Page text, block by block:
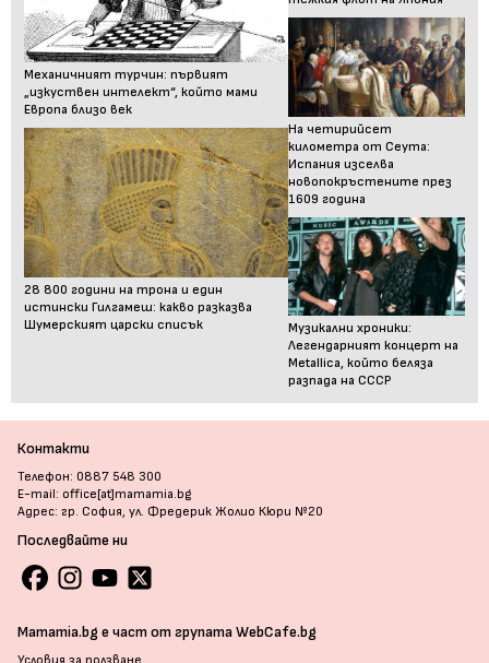
Механичният турчин: първият
„изкуствен интелект“, който мами
Европа близо век
28 800 години на трона и един
истински Гилгамеш: какво разказва
Шумерският царски списък
На четирийсет
километра от Сеута:
Испания изселва
новопокръстените през
1609 година
Музикални хроники:
Легендарният концерт на
Metallica, който беляза
разпада на СССР
Контакти
Телефон: 0887 548 300
E-mail: office[at]mamamia.bg
Адрес: гр. София, ул. Фредерик Жолио Кюри №20
Последвайте ни
Mamamia.bg е част от групата WebCafe.bg